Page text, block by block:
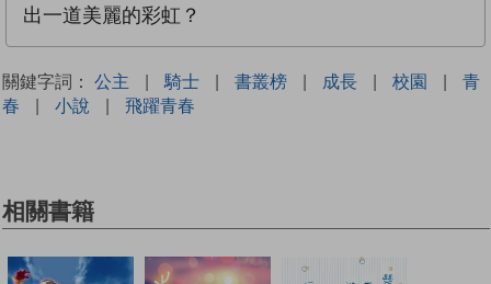
出一道美麗的彩虹？
關鍵字詞： 公主 | 騎士 | 書叢榜 | 成長 | 校園 |
青
春
| 小說 | 飛躍青春
相關書籍